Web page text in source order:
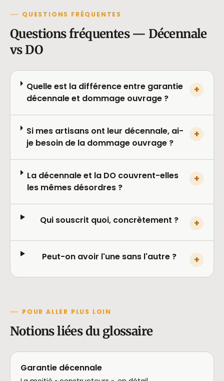
QUESTIONS FRÉQUENTES
Questions fréquentes — Décennale
vs DO
Quelle est la différence entre garantie
décennale et dommage ouvrage ?
+
Si mes artisans ont leur décennale, ai-
je besoin de la dommage ouvrage ?
+
La décennale et la DO couvrent-elles
les mêmes désordres ?
+
Qui souscrit quoi, concrètement ? +
Peut-on avoir l'une sans l'autre ? +
POUR ALLER PLUS LOIN
Notions liées du glossaire
Garantie décennale